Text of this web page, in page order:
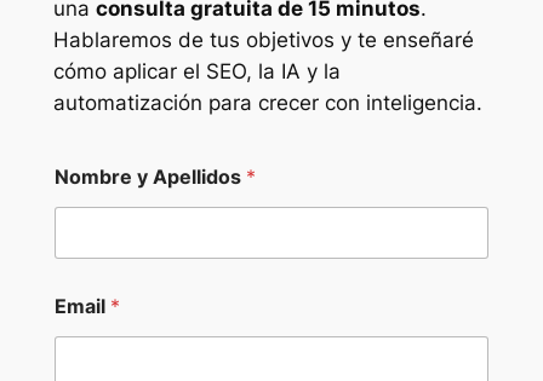
una consulta gratuita de 15 minutos.
Hablaremos de tus objetivos y te enseñaré
cómo aplicar el SEO, la IA y la
automatización para crecer con inteligencia.
Nombre y Apellidos *
d
e
Email *